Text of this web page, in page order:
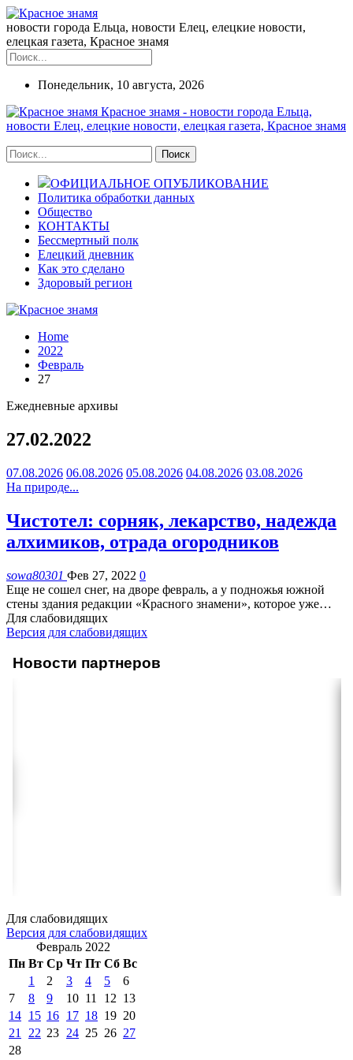
новости города Ельца, новости Елец, елецкие новости,
елецкая газета, Красное знамя
Понедельник, 10 августа, 2026
Красное знамя - новости города Ельца,
новости Елец, елецкие новости, елецкая газета, Красное знамя
ОФИЦИАЛЬНОЕ ОПУБЛИКОВАНИЕ
Политика обработки данных
Общество
КОНТАКТЫ
Бессмертный полк
Елецкий дневник
Как это сделано
Здоровый регион
Home
2022
Февраль
27
Ежедневные архивы
27.02.2022
07.08.2026 06.08.2026 05.08.2026 04.08.2026 03.08.2026
На природе...
Чистотел: сорняк, лекарство, надежда
алхимиков, отрада огородников
sowa80301 Фев 27, 2022 0
Еще не сошел снег, на дворе февраль, а у подножья южной
стены здания редакции «Красного знамени», которое уже…
Для слабовидящих
Версия для слабовидящих
Новости партнеров
Для слабовидящих
Версия для слабовидящих
Февраль 2022
Пн Вт Ср Чт Пт Сб Вс
1
2 3 4 5
6
7
8 9 10 11 12 13
14 15 16 17 18 19 20
21
22 23 24 25 26 27
28